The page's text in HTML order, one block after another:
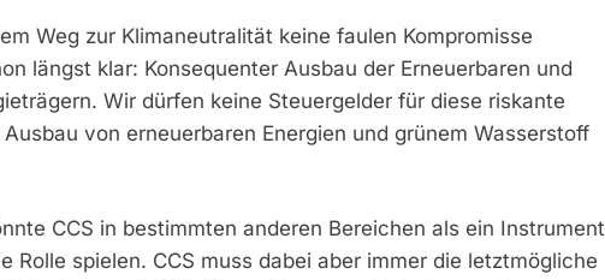
Weg zur Klimaneutralität keine faulen Kompromisse
längst klar: Konsequenter Ausbau der Erneuerbaren und
Wir dürfen keine Steuergelder für diese riskante
von erneuerbaren Energien und grünem Wasserstoff
CCS in bestimmten anderen Bereichen als ein Instrument
Rolle spielen. CCS muss dabei aber immer die letztmögliche